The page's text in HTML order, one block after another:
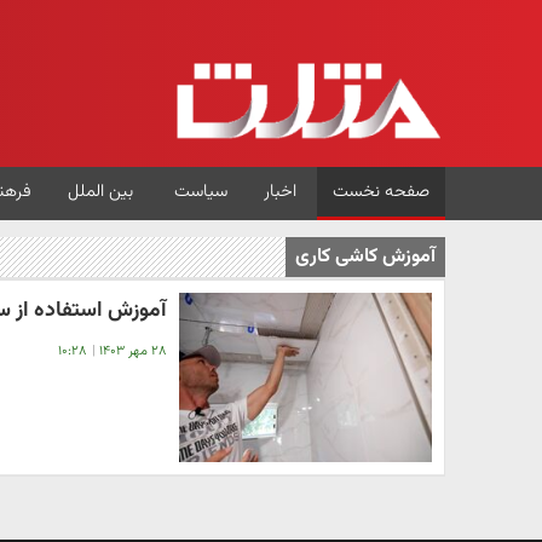
صفحه نخست اخبار سیاست بین الملل
آموزش کاشی کاری
آموزش استفاده
۲۸ مهر ۱۴۰۳ | ۱۰:۲۸